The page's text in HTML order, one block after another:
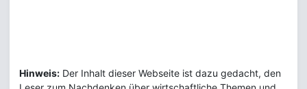
Hinweis: Der Inhalt dieser Webseite ist dazu gedacht, den